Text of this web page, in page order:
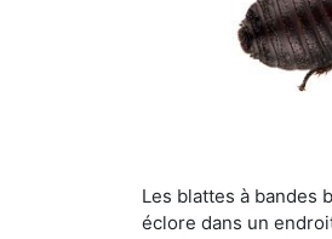
Les blattes à bandes
éclore dans un